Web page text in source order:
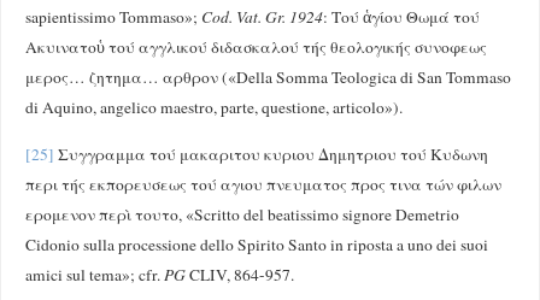
sapientissimo Tommaso»; Cod. Vat. Gr. 1924: Τού ἁγίου Θωμά τού
Ακυινατοὑ τού αγγλικού διδασκαλού τής θεολογικής συνοφεως
μερος… ζητημα… αρθρον («Della Somma Teologica di San Tommaso
di Aquino, angelico maestro, parte, questione, articolo»).
[25] Συγγραμμα τού μακαριτου κυριου Δημητριου τού Κυδωνη
περι τής εκπορευσεως τού αγιου πνευματος προς τινα τών φιλων
ερομενον περὶ τουτο, «Scritto del beatissimo signore Demetrio
Cidonio sulla processione dello Spirito Santo in riposta a uno dei suoi
amici sul tema»; cfr. PGCLIV, 864-957.